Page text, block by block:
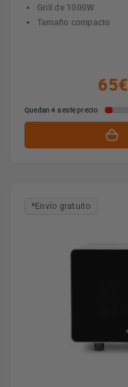
Grill de 1000W
Tamaño compacto
65€
Quedan 4 a este precio
*Envío gratuito